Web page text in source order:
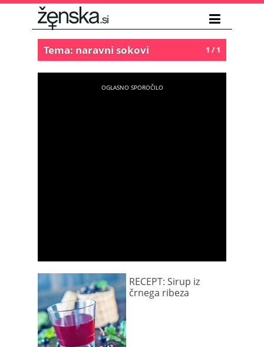
1 / 1
Tema: naravni sokovi
RECEPT: Sirup iz
črnega ribeza